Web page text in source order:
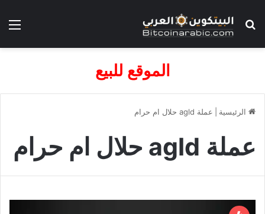
بحث عن
الموقع للبيع
الرئيسية عملة agld حلال ام حرام
عملة agld حلال ام حرام